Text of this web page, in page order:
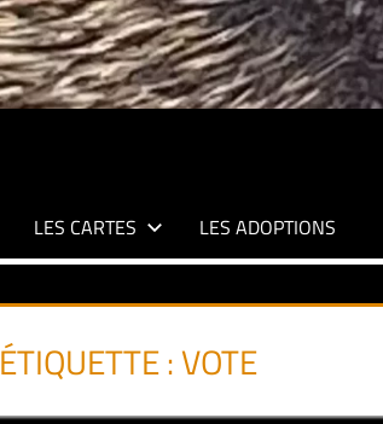
LES CARTES LES ADOPTIONS
ÉTIQUETTE :VOTE